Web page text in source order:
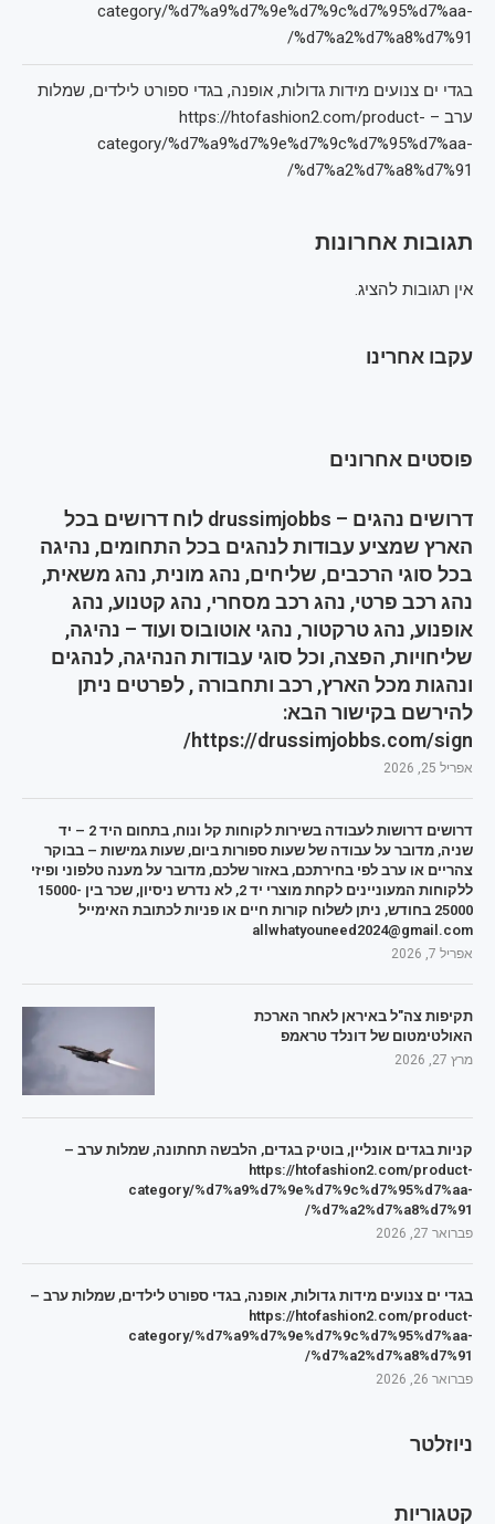
category/%d7%a9%d7%9e%d7%9c%d7%95%d7%aa-
%d7%a2%d7%a8%d7%91/
בגדי ים צנועים מידות גדולות, אופנה, בגדי ספורט לילדים, שמלות
ערב – https://htofashion2.com/product-
category/%d7%a9%d7%9e%d7%9c%d7%95%d7%aa-
%d7%a2%d7%a8%d7%91/
תגובות אחרונות
אין תגובות להציג.
עקבו אחרינו
פוסטים אחרונים
דרושים נהגים – drussimjobbs לוח דרושים בכל
הארץ שמציע עבודות לנהגים בכל התחומים, נהיגה
בכל סוגי הרכבים, שליחים, נהג מונית, נהג משאית,
נהג רכב פרטי, נהג רכב מסחרי, נהג קטנוע, נהג
אופנוע, נהג טרקטור, נהגי אוטובוס ועוד – נהיגה,
שליחויות, הפצה, וכל סוגי עבודות הנהיגה, לנהגים
ונהגות מכל הארץ, רכב ותחבורה , לפרטים ניתן
להירשם בקישור הבא:
https://drussimjobbs.com/sign/
אפריל 25, 2026
דרושים דרושות לעבודה בשירות לקוחות קל ונוח, בתחום היד 2 – יד
שניה, מדובר על עבודה של שעות ספורות ביום, שעות גמישות – בבוקר
צהריים או ערב לפי בחירתכם, באזור שלכם, מדובר על מענה טלפוני ופיזי
ללקוחות המעוניינים לקחת מוצרי יד 2, לא נדרש ניסיון, שכר בין 15000-
25000 בחודש, ניתן לשלוח קורות חיים או פניות לכתובת האימייל
allwhatyouneed2024@gmail.com
אפריל 7, 2026
תקיפות צה"ל באיראן לאחר הארכת
האולטימטום של דונלד טראמפ
מרץ 27, 2026
קניות בגדים אונליין, בוטיק בגדים, הלבשה תחתונה, שמלות ערב –
https://htofashion2.com/product-
category/%d7%a9%d7%9e%d7%9c%d7%95%d7%aa-
%d7%a2%d7%a8%d7%91/
פברואר 27, 2026
בגדי ים צנועים מידות גדולות, אופנה, בגדי ספורט לילדים, שמלות ערב –
https://htofashion2.com/product-
category/%d7%a9%d7%9e%d7%9c%d7%95%d7%aa-
%d7%a2%d7%a8%d7%91/
פברואר 26, 2026
ניוזלטר
קטגוריות